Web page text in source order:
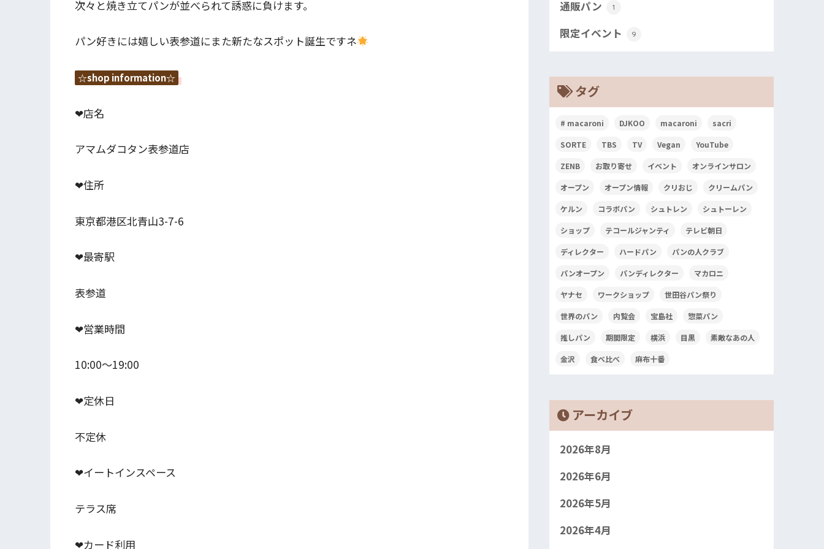
次々と焼き立てパンが並べられて誘惑に負けます。
パン好きには嬉しい表参道にまた新たなスポット誕生ですネ
☆shop information☆
❤︎店名
アマムダコタン表参道店
❤︎住所
東京都港区北青山3-7-6
❤︎最寄駅
表参道
❤︎営業時間
10:00～19:00
❤︎定休日
不定休
❤︎イートインスペース
テラス席
❤︎カード利用
通販パン 1
限定イベント 9
タグ
# macaroni DJKOO macaroni sacri
SORTE TBS TV Vegan YouTube
ZENB お取り寄せ イベント オンラインサロン
オープン オープン情報 クリおじ クリームパン
ケルン コラボパン シュトレン シュトーレン
ショップ テコールジャンティ テレビ朝日
ディレクター ハードパン パンの人クラブ
パンオープン パンディレクター マカロニ
ヤナセ ワークショップ 世田谷パン祭り
世界のパン 内覧会 宝島社 惣菜パン
推しパン 期間限定 横浜 目黒 素敵なあの人
金沢 食べ比べ 麻布十番
アーカイブ
2026年8月
2026年6月
2026年5月
2026年4月